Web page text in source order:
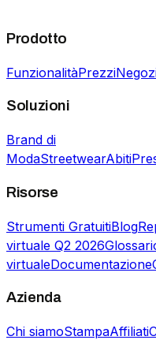
Prodotto
FunzionalitàPrezzi
Soluzioni
Brand di
ModaStreetwearAbiti
Risorse
Strumenti GratuitiBlog
virtuale Q2 2026
virtualeDocumentazione
Azienda
Chi siamoStampaAffiliati